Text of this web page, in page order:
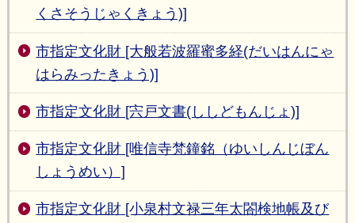
くさそうじゃくきょう)]
市指定文化財 [大般若波羅蜜多経(だいはんにゃ
はらみったきょう)]
市指定文化財 [宍戸文書(ししどもんじょ)]
市指定文化財 [唯信寺梵鐘銘（ゆいしんじぼん
しょうめい）]
市指定文化財 [小泉村文禄三年太閤検地帳及び